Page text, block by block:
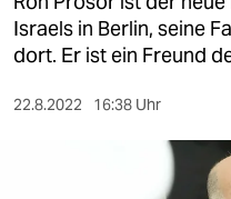
öko
Israels in Berlin, seine
dort. Er ist ein Freund
22.8.2022 16:38 Uhr